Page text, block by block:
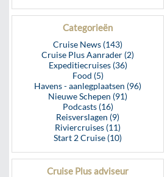
Categorieën
Cruise News (143)
Cruise Plus Aanrader (2)
Expeditiecruises (36)
Food (5)
Havens - aanlegplaatsen (96)
Nieuwe Schepen (91)
Podcasts (16)
Reisverslagen (9)
Riviercruises (11)
Start 2 Cruise (10)
Cruise Plus adviseur